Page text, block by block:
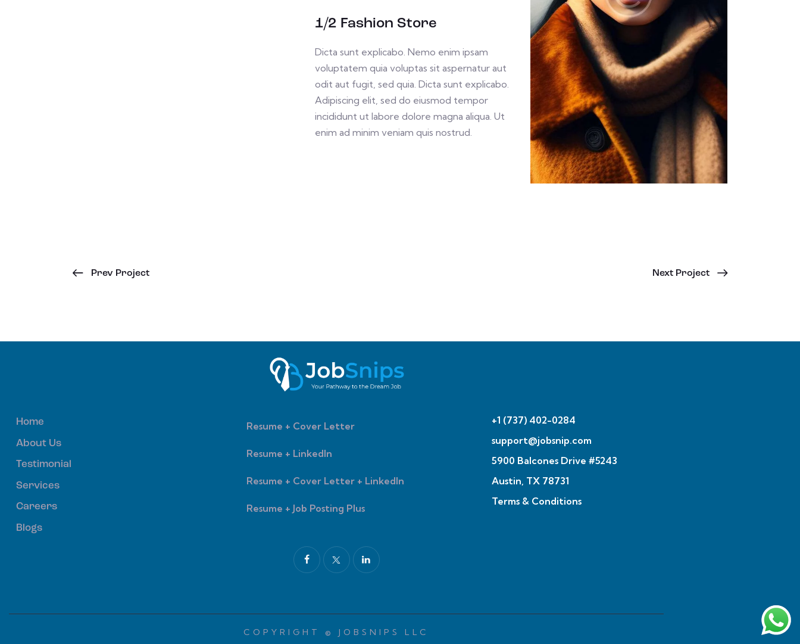
1/2 Fashion Store
Dicta sunt explicabo. Nemo enim ipsam
voluptatem quia voluptas sit aspernatur aut
odit aut fugit, sed quia. Dicta sunt explicabo.
Adipiscing elit, sed do eiusmod tempor
incididunt ut labore dolore magna aliqua. Ut
enim ad minim veniam quis nostrud.
Prev Project Next Project
Home
About Us
Testimonial
Services
Careers
Blogs
Resume + Cover Letter
Resume + LinkedIn
Resume + Cover Letter + LinkedIn
Resume + Job Posting Plus
+1 (737) 402-0284
support@jobsnip.com
5900 Balcones Drive #5243
Austin, TX 78731
Terms & Conditions
COPYRIGHT © JOBSNIPS LLC